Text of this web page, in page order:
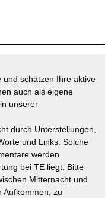
schätzen Ihre aktive
auch als eigene
unserer
durch Unterstellungen,
und Links. Solche
werden
bei TE liegt. Bitte
Mitternacht und
Aufkommen, zu